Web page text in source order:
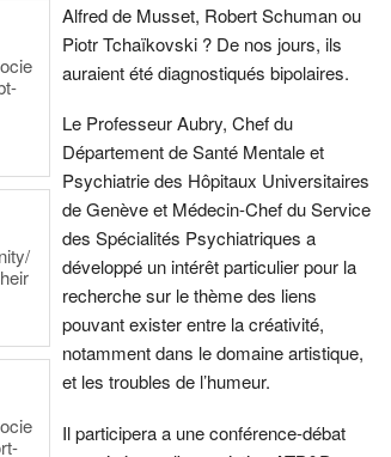
Alfred de Musset, Robert Schuman ou
Piotr Tchaïkovski ? De nos jours, ils
auraient été diagnostiqués bipolaires.
Le Professeur Aubry, Chef du
Département de Santé Mentale et
Psychiatrie des Hôpitaux Universitaires
de Genève et Médecin-Chef du Service
des Spécialités Psychiatriques a
développé un intérêt particulier pour la
recherche sur le thème des liens
pouvant exister entre la créativité,
notamment dans le domaine artistique,
et les troubles de l’humeur.
Il participera a une conférence-débat